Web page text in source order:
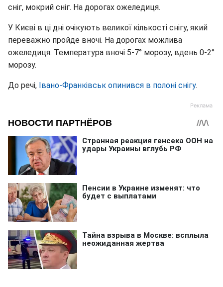
сніг, мокрий сніг. На дорогах ожеледиця.
У Києві в ці дні очікують великої кількості снігу, який
переважно пройде вночі. На дорогах можлива
ожеледиця. Температура вночі 5-7° морозу, вдень 0-2°
морозу.
До речі, Івано-Франківськ опинився в полоні снігу.